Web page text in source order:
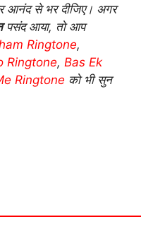
से भर दीजिए। अगर
पसंद आया, तो आप
Ringtone,
Ringtone, Bas Ek
Ringtone को भी सुन